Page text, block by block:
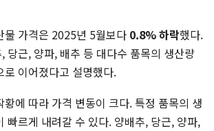
물 가격은 2025년 5월보다 0.8% 하락했다.
당근, 양파, 배추 등 대다수 품목의 생산량
로 이어졌다고 설명했다.
황에 따라 가격 변동이 크다. 특정 품목의 생
빠르게 내려갈 수 있다. 양배추, 당근, 양파,